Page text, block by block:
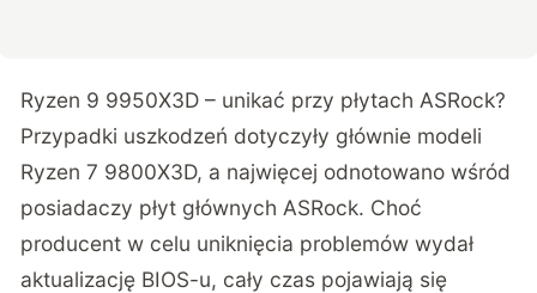
Ryzen 9 9950X3D – unikać przy płytach ASRock?
Przypadki uszkodzeń dotyczyły głównie modeli
Ryzen 7 9800X3D, a najwięcej odnotowano wśród
posiadaczy płyt głównych ASRock. Choć
producent w celu uniknięcia problemów wydał
aktualizację BIOS-u, cały czas pojawiają się